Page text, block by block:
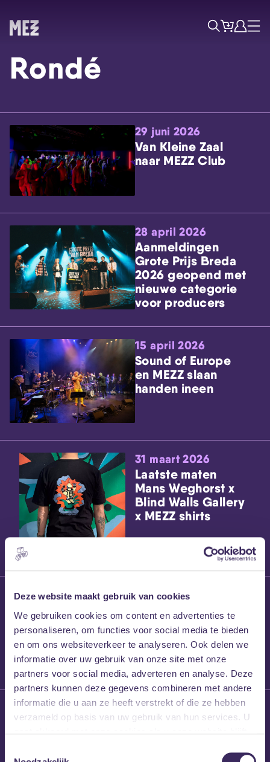
Deze website maakt gebruik van cookies
We gebruiken cookies om content en advertenties te
personaliseren, om functies voor social media te bieden
en om ons websiteverkeer te analyseren. Ook delen we
informatie over uw gebruik van onze site met onze
partners voor social media, adverteren en analyse. Deze
partners kunnen deze gegevens combineren met andere
informatie die u aan ze heeft verstrekt of die ze hebben
verzameld op basis van uw gebruik van hun services. U
Skip navigatie
ZoekTicketsAccount
Menu
Rondé
29 juni 2026
Van Kleine Zaal
naar MEZZ Club
28 april 2026
Aanmeldingen
Grote Prijs Breda
2026 geopend met
nieuwe categorie
voor producers
15 april 2026
Sound of Europe
en MEZZ slaan
handen ineen
31 maart 2026
Laatste maten
Mans Weghorst x
Blind Walls Gallery
x MEZZ shirts
27 maart 2026
Willem’s Blog:
Frans Kalf
26 maart 2026
Willem’s Blog: High